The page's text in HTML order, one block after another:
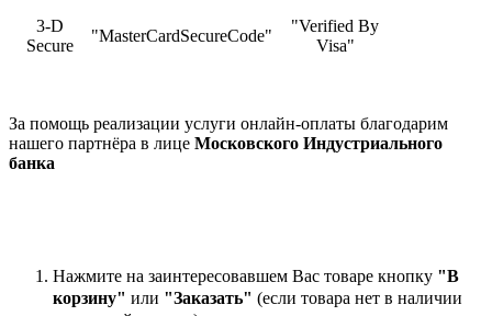
3-D
Secure
"MasterCardSecureCode"
"Verified By
Visa"
За помощь реализации услуги онлайн-оплаты благодарим
нашего партнёра в лице Московского Индустриального
банка
Нажмите на заинтересовавшем Вас товаре кнопку "В
корзину" или "Заказать" (если товара нет в наличии